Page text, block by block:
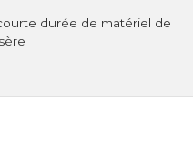
durée de matériel de